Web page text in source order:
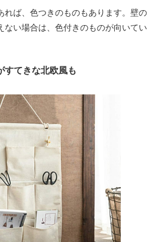
れば、色つきのものもあります。壁の
ない場合は、色付きのものが向いてい
すてきな北欧風も